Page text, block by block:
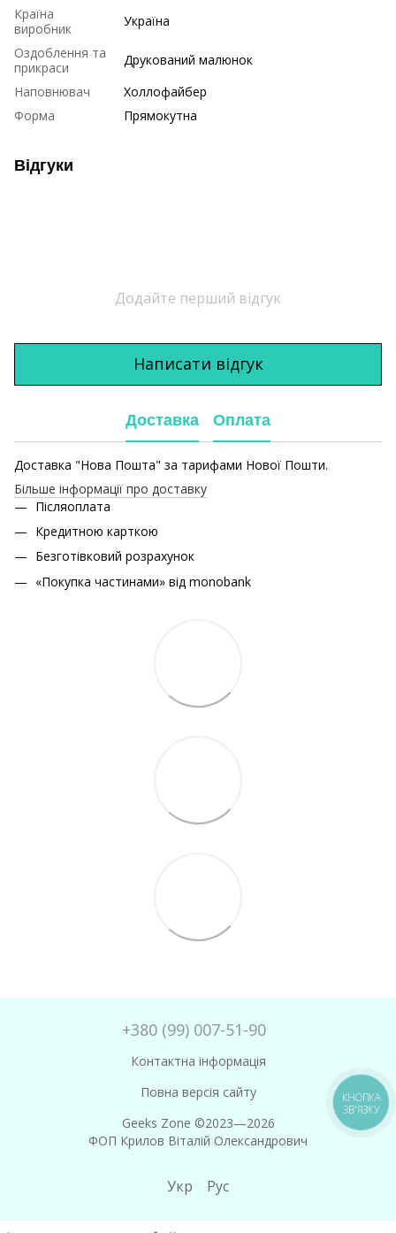
Країна
виробник
Україна
Оздоблення та
прикраси
Друкований малюнок
Наповнювач
Холлофайбер
Форма
Прямокутна
Відгуки
Додайте перший відгук
Написати відгук
Доставка Оплата
Доставка "Нова Пошта" за тарифами Нової Пошти.
Більше інформації про доставку
Післяоплата
Кредитною карткою
Безготівковий розрахунок
«Покупка частинами» від monobank
+380 (99) 007-51-90
Контактна інформація
Повна версія сайту
Geeks Zone ©2023—2026
ФОП Крилов Віталій Олександрович
Укр Рус
КНОПКА
ЗВ'ЯЗКУ